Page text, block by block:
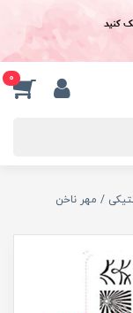
کنید
0
/ مهر ناخن